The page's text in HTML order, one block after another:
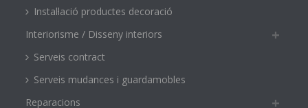
Instal·lació productes decoració
Interiorisme / Disseny interiors
Serveis contract
Serveis mudances i guardamobles
Reparacions